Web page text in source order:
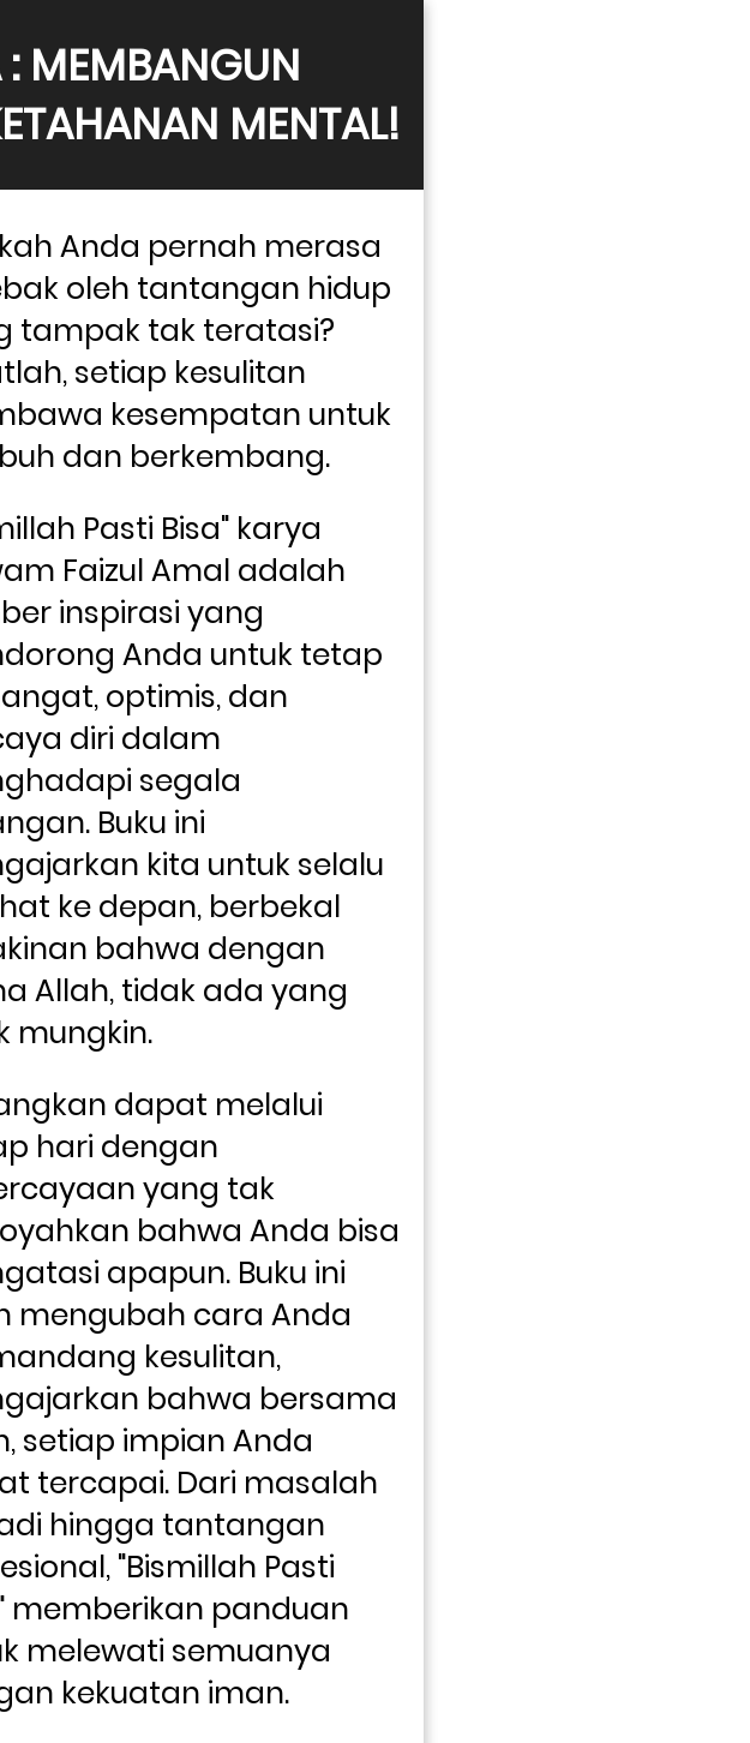
: MEMBANGUN
MENTAL!
Anda pernah merasa
oleh tantangan hidup
tampak tak teratasi?
setiap kesulitan
kesempatan untuk
dan berkembang.
Pasti Bisa" karya
Faizul Amal adalah
inspirasi yang
Anda untuk tetap
optimis, dan
diri dalam
segala
Buku ini
kita untuk selalu
ke depan, berbekal
bahwa dengan
Allah, tidak ada yang
mungkin.
dapat melalui
hari dengan
yang tak
bahwa Anda bisa
apapun. Buku ini
mengubah cara Anda
kesulitan,
bahwa bersama
setiap impian Anda
tercapai. Dari masalah
hingga tantangan
"Bismillah Pasti
memberikan panduan
melewati semuanya
kekuatan iman.